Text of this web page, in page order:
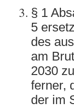
§ 1
5
des
am
2030
ferner,
der im